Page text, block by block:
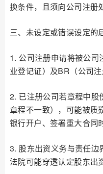
换条件，且须向公司注册
三、未设定或错误设定的
1. 公司注册申请将被公
业登记证）及BR（公司注
2. 已注册公司若章程中
章程不一致），可能被质
银行开户、签署重大合同
3. 股东出资义务与责任边
法院可能穿透认定股东出